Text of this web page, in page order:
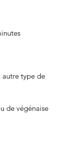
autre type de
de végénaise